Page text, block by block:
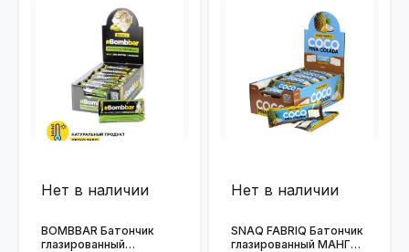
Нет в наличии
BOMBBAR Батончик
глазированный
Нет в наличии
SNAQ FABRIQ Батончик
глазированный МАНГО-